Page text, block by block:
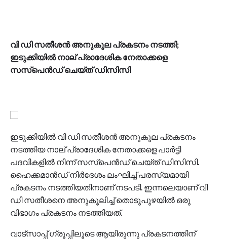
വി ഡി സതീശൻ അനുകൂല പ്രകടനം നടത്തി;
ഇടുക്കിയിൽ നാല് പ്രാദേശിക നേതാക്കളെ
സസ്പെൻഡ് ചെയ്‌ത്‌ ഡിസിസി
ഇടുക്കിയിൽ വി ഡി സതീശൻ അനുകൂല പ്രകടനം
നടത്തിയ നാല് പ്രാദേശിക നേതാക്കളെ പാർട്ടി
പദവികളിൽ നിന്ന് സസ്പെൻഡ് ചെയ്‌ത് ഡിസിസി.
ഹൈക്കമാൻഡ് നിർദേശം ലംഘിച്ച് പരസ്യമായി
പ്രകടനം നടത്തിയതിനാണ് നടപടി. ഇന്നലെയാണ് വി
ഡി സതീശനെ അനുകൂലിച്ച് തൊടുപുഴയിൽ ഒരു
വിഭാഗം പ്രകടനം നടത്തിയത്.
വാട്സാപ്പ് ഗ്രൂപ്പിലൂടെ ആയിരുന്നു പ്രകടനത്തിന്